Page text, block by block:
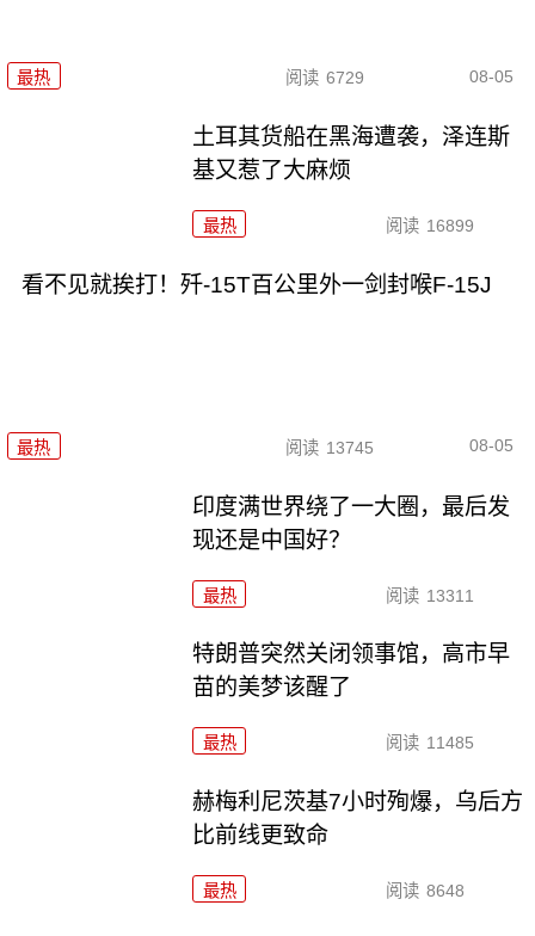
最热 阅读 6729 08-05
土耳其货船在黑海遭袭，泽连斯
基又惹了大麻烦
最热 阅读 16899
看不见就挨打！歼-15T百公里外一剑封喉F-15J
最热 阅读 13745 08-05
印度满世界绕了一大圈，最后发
现还是中国好？
最热 阅读 13311
特朗普突然关闭领事馆，高市早
苗的美梦该醒了
最热 阅读 11485
赫梅利尼茨基7小时殉爆，乌后方
比前线更致命
最热 阅读 8648